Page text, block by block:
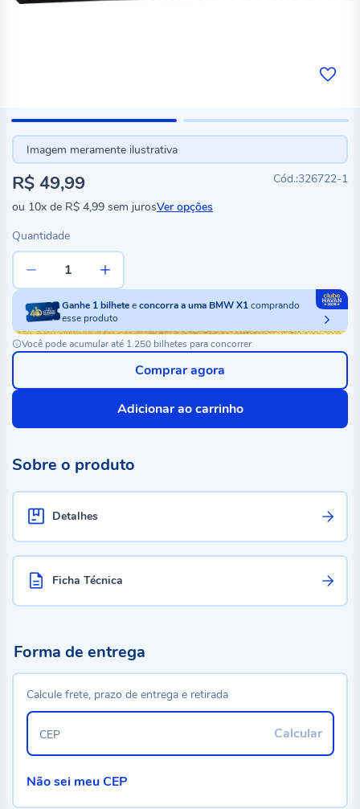
Imagem meramente ilustrativa
326722-1
R$ 49,99
ou 10x de R$ 4,99 sem jurosVer opções
Quantidade
Ganhe 1bilheteeconcorra a uma BMW X1comprando
esse produto
Você pode acumular até 1.250 bilhetes para concorrer
Adicionar ao carrinho
Comprar agora
Sobre o produto
Detalhes
Ficha Técnica
Forma de entrega
Calcule frete, prazo de entrega e retirada
Calcular
CEP
Não sei meu CEP